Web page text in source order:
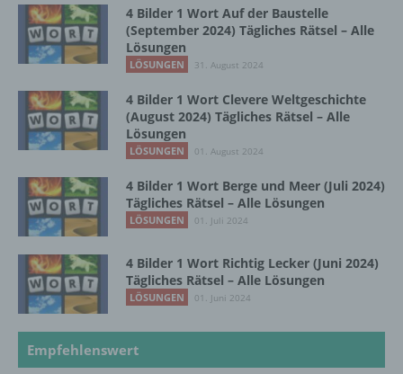
4 Bilder 1 Wort Auf der Baustelle
(September 2024) Tägliches Rätsel – Alle
Lösungen
LÖSUNGEN 31. August 2024
4 Bilder 1 Wort Clevere Weltgeschichte
(August 2024) Tägliches Rätsel – Alle
Lösungen
LÖSUNGEN 01. August 2024
4 Bilder 1 Wort Berge und Meer (Juli 2024)
Tägliches Rätsel – Alle Lösungen
LÖSUNGEN 01. Juli 2024
4 Bilder 1 Wort Richtig Lecker (Juni 2024)
Tägliches Rätsel – Alle Lösungen
LÖSUNGEN 01. Juni 2024
Empfehlenswert
Löschen oder die Vernichtung.
d) Einschränkung der Verarbeitung
Einschränkung der Verarbeitung ist die
Markierung gespeicherter
personenbezogener Daten mit dem Ziel, ihre
e) Profiling
Profiling ist jede Art der automatisierten
Verarbeitung personenbezogener Daten, die
darin besteht, dass diese
werden, um bestimmte persönliche Aspekte,
die sich auf eine natürliche Person beziehen,